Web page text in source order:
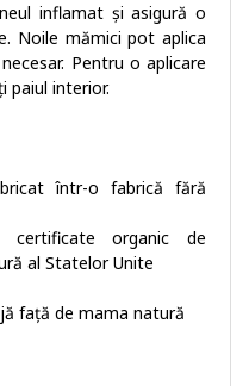
inflamat și asigură o
Noile mămici pot aplica
Pentru o aplicare
paiul interior.
într-o fabrică fără
certificate organic de
al Statelor Unite
față de mama natură